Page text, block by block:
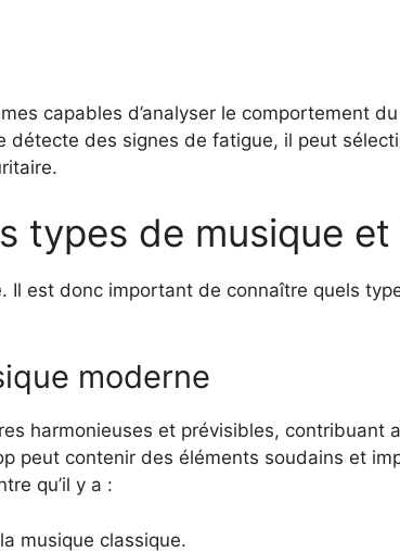
capables d’analyser le comportement
détecte des signes de fatigue, il peut
types de musique
Il est donc important de connaître quels
moderne
harmonieuses et prévisibles, contribuant
peut contenir des éléments soudains et
qu’il y a :
musique classique.